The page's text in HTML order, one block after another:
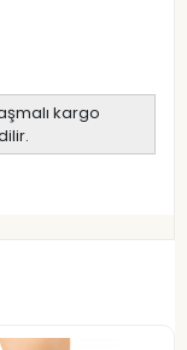
kargo